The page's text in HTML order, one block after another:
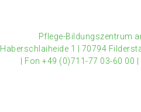
Pflege-Bildungszentrum
Haberschlaiheide 1
70794
Fon +49 (0)711-77 03-60 00